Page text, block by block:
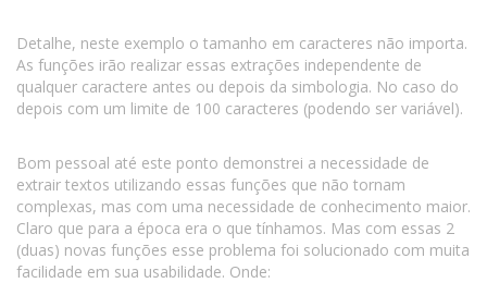
Detalhe, neste exemplo o tamanho em caracteres não importa.
As funções irão realizar essas extrações independente de
qualquer caractere antes ou depois da simbologia. No caso do
depois com um limite de 100 caracteres (podendo ser variável).
Bom pessoal até este ponto demonstrei a necessidade de
extrair textos utilizando essas funções que não tornam
complexas, mas com uma necessidade de conhecimento maior.
Claro que para a época era o que tínhamos. Mas com essas 2
(duas) novas funções esse problema foi solucionado com muita
facilidade em sua usabilidade. Onde: